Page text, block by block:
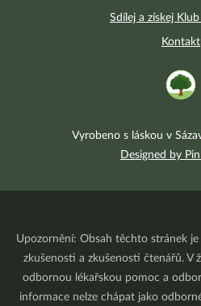
Sdílej a získej
Kontakt
Vyrobeno s láskou v
Designed by
Upozornění: Obsah těchto stránek
zkušenosti a zkušenosti čtenářů. V
odbornou lékařskou pomoc a
informace nelze chápat jako